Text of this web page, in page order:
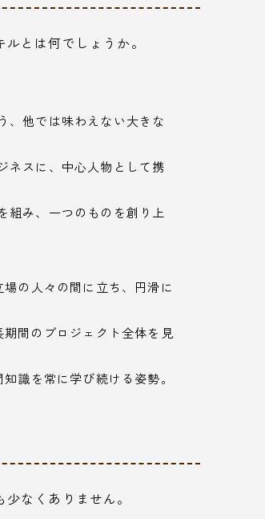
とは何でしょうか。
、他では味わえない大きな
ネスに、中心人物として携
組み、一つのものを創り上
の人々の間に立ち、円滑に
間のプロジェクト全体を見
識を常に学び続ける姿勢。
なくありません。